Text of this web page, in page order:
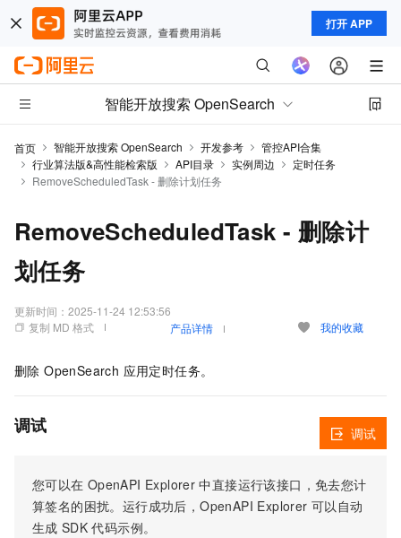
打开 APP
智能开放搜索 OpenSearch
首页 智能开放搜索 OpenSearch 开发参考
管控API合集
行业算法版&高性能检索版
API目录 实例周边
定时任务
RemoveScheduledTask - 删除计划任务
RemoveScheduledTask - 删除计
划任务
更新时间： 2025-11-24 12:53:56
复制 MD 格式
产品详情 我的收藏
删除 OpenSearch 应用定时任务。
调试
您可以在 OpenAPI Explorer 中直接运行该接口，免去您计
算签名的困扰。运行成功后，OpenAPI Explorer 可以自动
生成 SDK 代码示例。
调试